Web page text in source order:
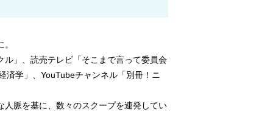
」、読売テレビ「そこまで言って委員会
済学」、YouTubeチャンネル「別冊！ニ
脈を基に、数々のスクープを連発してい